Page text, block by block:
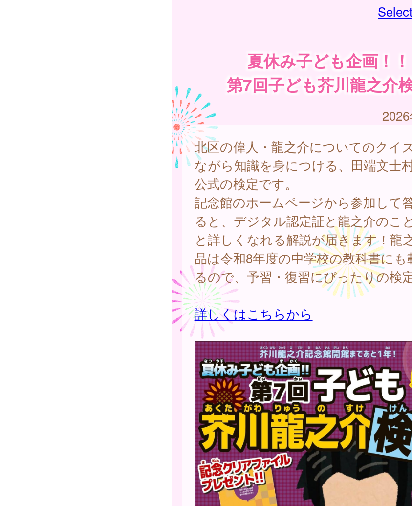
夏休み子ども企画！！
第7回子ども芥川龍之介
北区の偉人・龍之介についてのクイ
ながら知識を身につける、田端文士
公式の検定です。
記念館のホームページから参加して
ると、デジタル認定証と龍之介のこ
と詳しくなれる解説が届きます！龍
品は令和8年度の中学校の教科書にも
るので、予習・復習にぴったりの検定
詳しくはこちらから